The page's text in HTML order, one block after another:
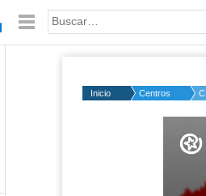
Palabra o frase:
Inicio Centros
50%